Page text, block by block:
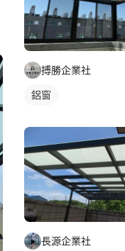
搏勝企業社
鋁窗
長源企業社